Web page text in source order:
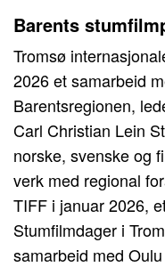
Barents
Tromsø
2026 et samarbeid
Barentsregionen,
Carl Christian Lein
norske, svenske og
verk med regional
TIFF i januar 2026,
Stumfilmdager i
samarbeid med